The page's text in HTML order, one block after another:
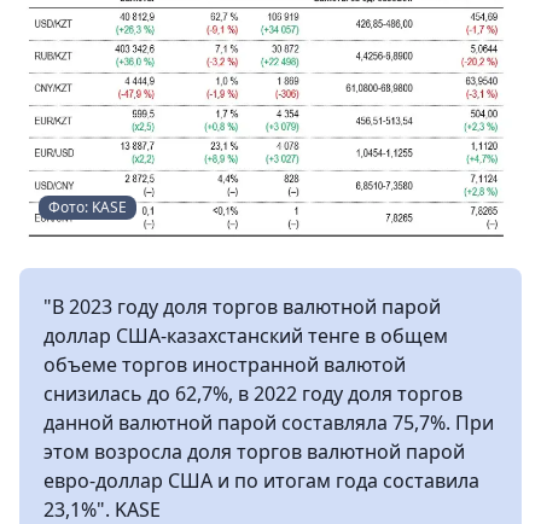
Фото: KASE
"В 2023 году доля торгов валютной парой
доллар США-казахстанский тенге в общем
объеме торгов иностранной валютой
снизилась до 62,7%, в 2022 году доля торгов
данной валютной парой составляла 75,7%. При
этом возросла доля торгов валютной парой
евро-доллар США и по итогам года составила
23,1%". KASE